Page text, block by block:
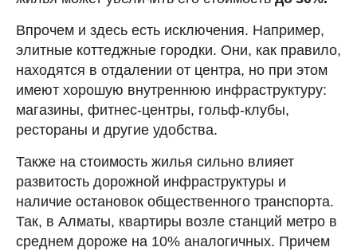
Впрочем и здесь есть исключения. Например,
элитные коттеджные городки. Они, как правило,
находятся в отдалении от центра, но при этом
имеют хорошую внутреннюю инфраструктуру:
магазины, фитнес-центры, гольф-клубы,
рестораны и другие удобства.
Также на стоимость жилья сильно влияет
развитость дорожной инфраструктуры и
наличие остановок общественного транспорта.
Так, в Алматы, квартиры возле станций метро в
среднем дороже на 10% аналогичных. Причем